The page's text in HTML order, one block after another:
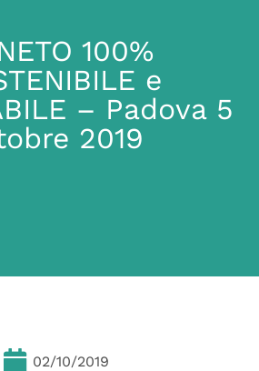
100%
e
– Padova 5
2019
02/10/2019